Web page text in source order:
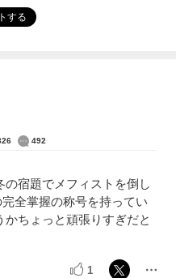
する
492
の宿題でメフィストを倒し
全掌握の称号を持ってい
かちょっと頑張りすぎだと
1